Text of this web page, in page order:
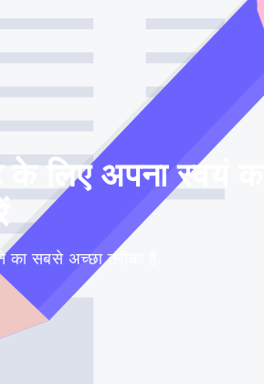
लिए अपना स्वयं का
का सबसे अच्छा तरीका है